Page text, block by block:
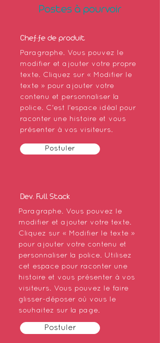
Postes à pourvoir
Chef·fe de produit
Paragraphe. Vous pouvez le
modifier et ajouter votre propre
texte. Cliquez sur « Modifier le
texte » pour ajouter votre
contenu et personnaliser la
police. C'est l'espace idéal pour
raconter une histoire et vous
présenter à vos visiteurs.
Postuler
Dev. Full Stack
Paragraphe. Vous pouvez le
modifier et ajouter votre texte.
Cliquez sur « Modifier le texte »
pour ajouter votre contenu et
personnaliser la police. Utilisez
cet espace pour raconter une
histoire et vous présenter à vos
visiteurs. Vous pouvez le faire
glisser-déposer où vous le
souhaitez sur la page.
Postuler